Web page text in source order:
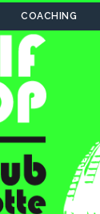
COACHING